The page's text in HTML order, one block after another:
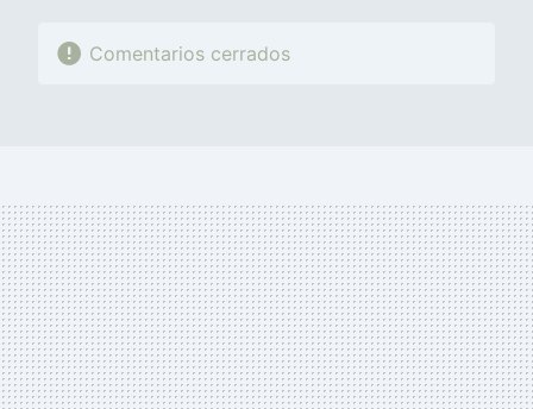
Comentarios cerrados